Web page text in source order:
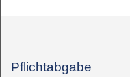
Pflichtabgabe